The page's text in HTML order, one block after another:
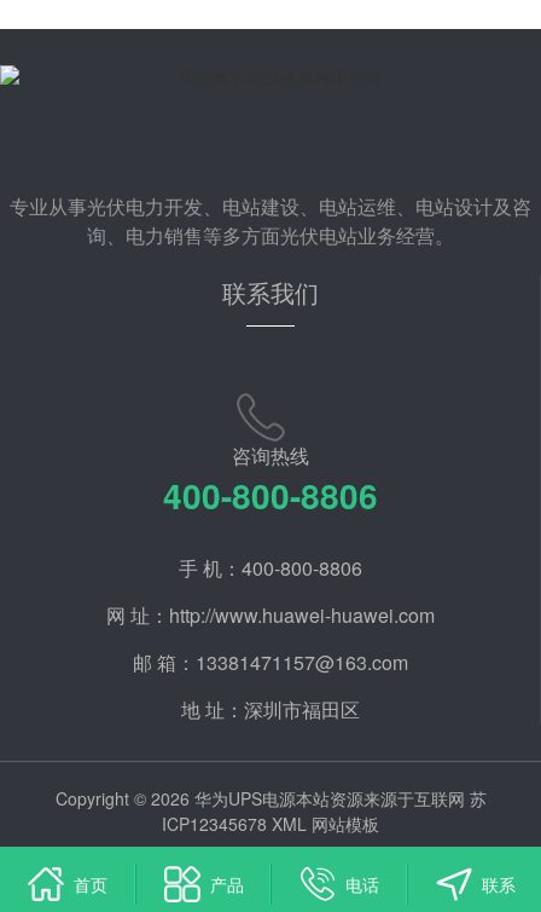
专业从事光伏电力开发、电站建设、电站运维、电站设计及咨
询、电力销售等多方面光伏电站业务经营。
联系我们
咨询热线
400-800-8806
手 机：400-800-8806
网 址：http://www.huawei-huawei.com
邮 箱：13381471157@163.com
地 址：深圳市福田区
Copyright © 2026 华为UPS电源本站资源来源于互联网 苏
ICP12345678 XML 网站模板
首页 产品 电话 联系